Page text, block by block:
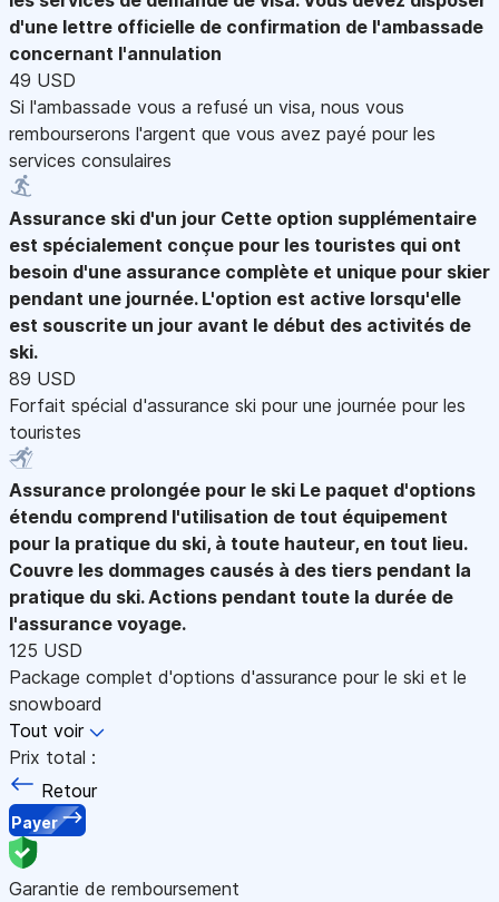
d'une lettre officielle de confirmation de l'ambassade
concernant l'annulation
49 USD
Si l'ambassade vous a refusé un visa, nous vous
rembourserons l'argent que vous avez payé pour les
services consulaires
Assurance ski d'un jour Cette option supplémentaire
est spécialement conçue pour les touristes qui ont
besoin d'une assurance complète et unique pour skier
pendant une journée. L'option est active lorsqu'elle
est souscrite un jour avant le début des activités de
ski.
89 USD
Forfait spécial d'assurance ski pour une journée pour les
touristes
Assurance prolongée pour le ski Le paquet d'options
étendu comprend l'utilisation de tout équipement
pour la pratique du ski, à toute hauteur, en tout lieu.
Couvre les dommages causés à des tiers pendant la
pratique du ski. Actions pendant toute la durée de
l'assurance voyage.
125 USD
Package complet d'options d'assurance pour le ski et le
snowboard
Tout voir
Prix total :
Retour
Payer
Garantie de remboursement